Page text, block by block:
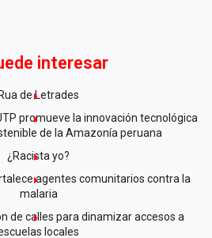
interesar
Rua de Letrades
promueve la innovación tecnológica
de la Amazonía peruana
¿Racista yo?
agentes comunitarios contra la
malaria
de calles para dinamizar accesos a
locales